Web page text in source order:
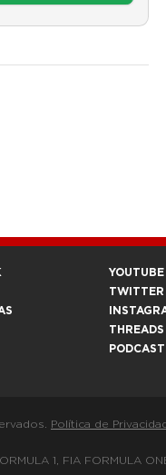
YOUTUBE
TWITTER
THREADS
PODCAST
Política de
1, FIA FORMULA